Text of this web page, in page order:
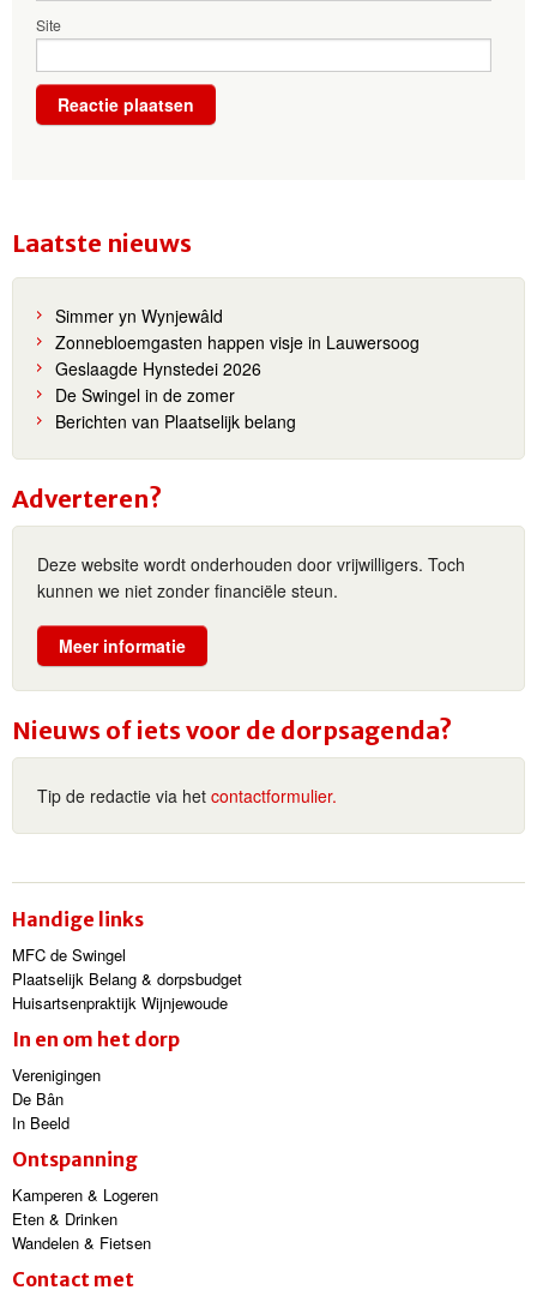
Site
Laatste nieuws
Simmer yn Wynjewâld
Zonnebloemgasten happen visje in Lauwersoog
Geslaagde Hynstedei 2026
De Swingel in de zomer
Berichten van Plaatselijk belang
Adverteren?
Deze website wordt onderhouden door vrijwilligers. Toch
kunnen we niet zonder financiële steun.
Meer informatie
Nieuws of iets voor de dorpsagenda?
Tip de redactie via het contactformulier.
Handige links
MFC de Swingel
Plaatselijk Belang & dorpsbudget
Huisartsenpraktijk Wijnjewoude
In en om het dorp
Verenigingen
De Bân
In Beeld
Ontspanning
Kamperen & Logeren
Eten & Drinken
Wandelen & Fietsen
Contact met